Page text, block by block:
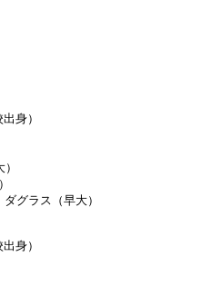
身）
グラス（早大）
身）